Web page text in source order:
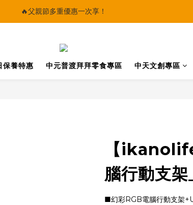
🔥父親節多重優惠一次享！
🔥父親節多重優惠一次享！
保養特惠 中元普渡拜拜零食專區 中天文創專區
【
腦行動支
■幻彩RGB電腦行動支架